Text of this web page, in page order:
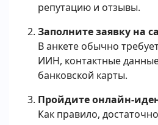
репутацию и отзывы.
Заполните заявку на
В анкете обычно
ИИН, контактные
банковской карты.
Пройдите онлайн-
Как правило,